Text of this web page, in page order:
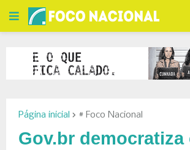
Página inicial # Foco Nacional
Gov.br democratiza